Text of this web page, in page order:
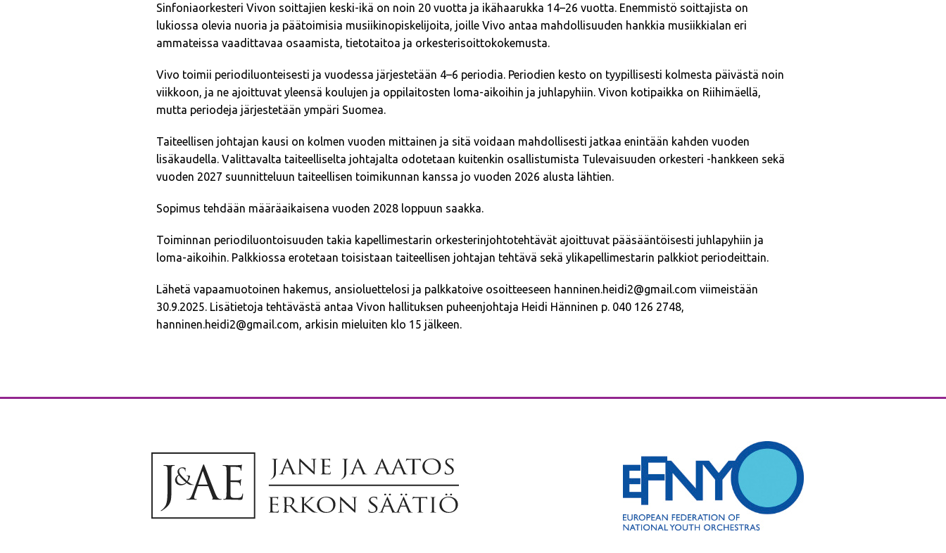
Sinfoniaorkesteri Vivon soittajien keski-ikä on noin 20 vuotta ja ikähaarukka 14–26 vuotta. Enemmistö soittajista on
lukiossa olevia nuoria ja päätoimisia musiikinopiskelijoita, joille Vivo antaa mahdollisuuden hankkia musiikkialan eri
ammateissa vaadittavaa osaamista, tietotaitoa ja orkesterisoittokokemusta.
Vivo toimii periodiluonteisesti ja vuodessa järjestetään 4–6 periodia. Periodien kesto on tyypillisesti kolmesta päivästä noin
viikkoon, ja ne ajoittuvat yleensä koulujen ja oppilaitosten loma-aikoihin ja juhlapyhiin. Vivon kotipaikka on Riihimäellä,
mutta periodeja järjestetään ympäri Suomea.
Taiteellisen johtajan kausi on kolmen vuoden mittainen ja sitä voidaan mahdollisesti jatkaa enintään kahden vuoden
lisäkaudella. Valittavalta taiteelliselta johtajalta odotetaan kuitenkin osallistumista Tulevaisuuden orkesteri -hankkeen sekä
vuoden 2027 suunnitteluun taiteellisen toimikunnan kanssa jo vuoden 2026 alusta lähtien.
Sopimus tehdään määräaikaisena vuoden 2028 loppuun saakka.
Toiminnan periodiluontoisuuden takia kapellimestarin orkesterinjohtotehtävät ajoittuvat pääsääntöisesti juhlapyhiin ja
loma-aikoihin. Palkkiossa erotetaan toisistaan taiteellisen johtajan tehtävä sekä ylikapellimestarin palkkiot periodeittain.
Lähetä vapaamuotoinen hakemus, ansioluettelosi ja palkkatoive osoitteeseen hanninen.heidi2@gmail.com viimeistään
30.9.2025. Lisätietoja tehtävästä antaa Vivon hallituksen puheenjohtaja Heidi Hänninen p. 040 126 2748,
hanninen.heidi2@gmail.com, arkisin mieluiten klo 15 jälkeen.